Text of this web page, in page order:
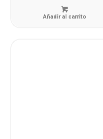
Añadir al carrito